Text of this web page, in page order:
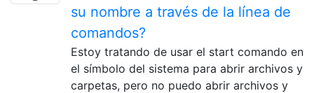
su nombre a través de la línea de
comandos?
Estoy tratando de usar el start comando en
el símbolo del sistema para abrir archivos y
carpetas, pero no puedo abrir archivos y